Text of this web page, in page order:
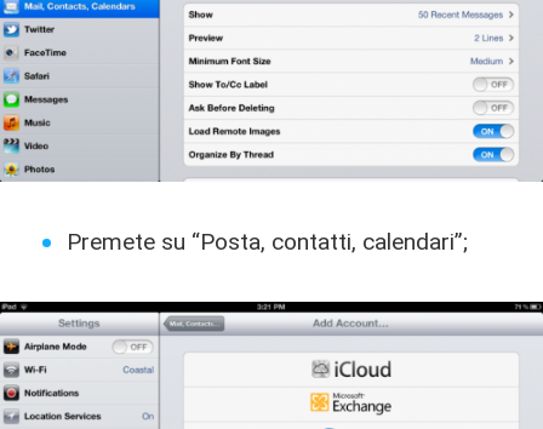
Premete su “Posta, contatti, calendari”;